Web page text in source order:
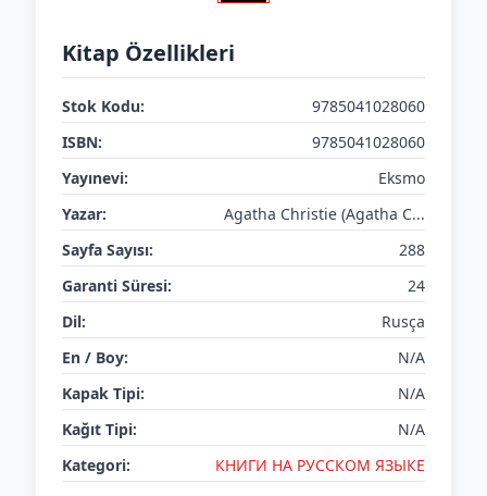
Kitap Özellikleri
Stok Kodu:
9785041028060
ISBN:
9785041028060
Yayınevi:
Eksmo
Yazar:
Agatha Christie (Agatha C...
Sayfa Sayısı:
288
Garanti Süresi:
24
Dil:
Rusça
En / Boy:
N/A
Kapak Tipi:
N/A
Kağıt Tipi:
N/A
Kategori:
КНИГИ НА РУССКОМ ЯЗЫКЕ